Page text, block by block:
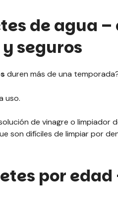
de agua –
seguros
duren más de una
uso.
de vinagre o limpiador
son difíciles de limpiar por
por edad